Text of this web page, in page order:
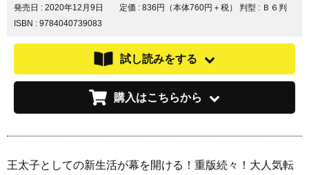
発売日 : 2020年12月9日 定価 : 836円（本体760円＋税） 判型 : Ｂ６判
ISBN : 9784040739083
試し読みをする
購入はこちらから
王太子としての新生活が幕を開ける！重版続々！大人気転